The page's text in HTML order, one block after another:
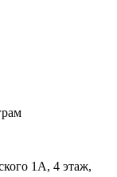
1А, 4 этаж,